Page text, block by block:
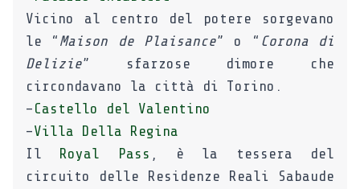
Vicino al centro del potere sorgevano
le “ Maison de Plaisance” o “ Corona di
Delizie” sfarzose dimore che
circondavano la città di Torino.
– Castello del Valentino
–Villa Della Regina
Il Royal Pass , è la tessera del
circuito delle Residenze Reali Sabaude